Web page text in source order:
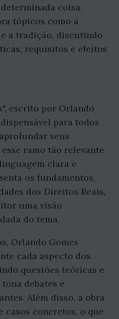
coisa.
tópicos como a
a tradição, discutindo
requisitos e efeitos
escrito por Orlando
para todos
seus
ramo tão relevante
clara e
os fundamentos,
dos Direitos Reais,
uma visão
do tema.
Orlando Gomes
cada aspecto dos
questões teóricas e
debates e
Além disso, a obra
casos concretos, o que